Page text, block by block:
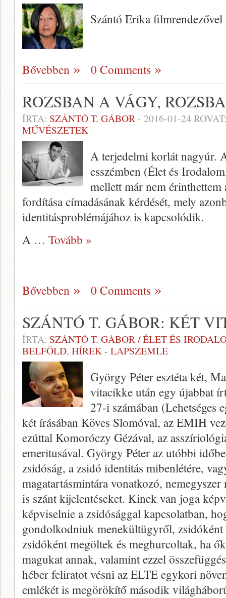
Szántó Erika filmrendezővel
Bővebben 0 Comments
ROZSBAN A VÁGY,
ÍRTA: SZÁNTÓ T. GÁBOR- 2016-01-24
MŰVÉSZETEK
A terjedelmi korlát nagyúr.
esszémben (Élet és
mellett már nem
fordítása címadásának kérdését, mely
identitásproblémájához is kapcsolódik.
A … Tovább »
Bővebben 0 Comments
SZÁNTÓ T. GÁBOR: KÉT
ÍRTA: SZÁNTÓ T. GÁBOR / ÉLET ÉS
BELFÖLD, HÍREK - LAPSZEMLE
György Péter esztéta két,
vitacikke után egy újabbat
27-i számában (Lehetséges
két írásában Köves Slomóval, az EMIH
ezúttal Komoróczy Gézával, az
emeritusával. György Péter az utóbbi
zsidóság, a zsidó identitás mibenlétére,
magatartásmintára vonatkozó,
is szánt kijelentéseket. Kinek van joga
képviselnie a zsidósággal kapcsolatban,
gondolkodniuk menekültügyről, zsidóként
zsidóként megöltek és meghurcoltak, ha
magukat annak, valamint ezzel
héber feliratot vésni az ELTE egykori
emlékét is megörökítő második